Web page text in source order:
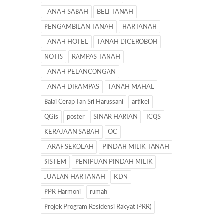
TANAH SABAH BELI TANAH
PENGAMBILAN TANAH HARTANAH
TANAH HOTEL TANAH DICEROBOH
NOTIS RAMPAS TANAH
TANAH PELANCONGAN
TANAH DIRAMPAS TANAH MAHAL
Balai Cerap Tan Sri Harussani artikel
QGis poster SINAR HARIAN ICQS
KERAJAAN SABAH OC
TARAF SEKOLAH PINDAH MILIK TANAH
SISTEM PENIPUAN PINDAH MILIK
JUALAN HARTANAH KDN
PPR Harmoni rumah
Projek Program Residensi Rakyat (PRR)